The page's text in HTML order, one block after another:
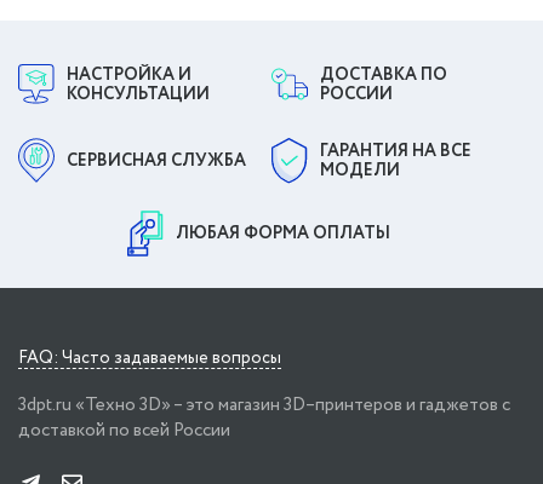
НАСТРОЙКА И
КОНСУЛЬТАЦИИ
ДОСТАВКА ПО
РОССИИ
СЕРВИСНАЯ СЛУЖБА
ГАРАНТИЯ НА ВСЕ
МОДЕЛИ
ЛЮБАЯ ФОРМА ОПЛАТЫ
FAQ: Часто задаваемые вопросы
3dpt.ru «Техно 3D» – это магазин 3D–принтеров и гаджетов с
доставкой по всей России